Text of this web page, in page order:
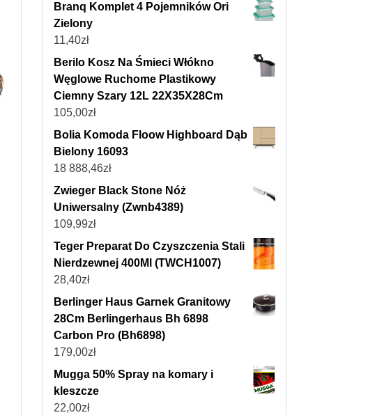
Branq Komplet 4 Pojemników Ori
Zielony
11,40zł
Berilo Kosz Na Śmieci Włókno
Węglowe Ruchome Plastikowy
Ciemny Szary 12L 22X35X28Cm
105,00zł
Bolia Komoda Floow Highboard Dąb
Bielony 16093
18 888,46zł
Zwieger Black Stone Nóż
Uniwersalny (Zwnb4389)
109,99zł
Teger Preparat Do Czyszczenia Stali
Nierdzewnej 400Ml (TWCH1007)
28,40zł
Berlinger Haus Garnek Granitowy
28Cm Berlingerhaus Bh 6898
Carbon Pro (Bh6898)
179,00zł
Mugga 50% Spray na komary i
kleszcze
22,00zł